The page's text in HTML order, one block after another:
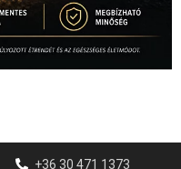
+36 30 471 1373